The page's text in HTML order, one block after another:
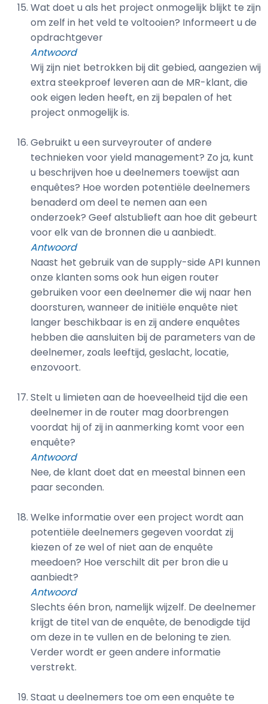
Wat doet u als het project onmogelijk blijkt te zijn
om zelf in het veld te voltooien? Informeert u de
opdrachtgever
Antwoord
Wij zijn niet betrokken bij dit gebied, aangezien wij
extra steekproef leveren aan de MR-klant, die
ook eigen leden heeft, en zij bepalen of het
project onmogelijk is.
Gebruikt u een surveyrouter of andere
technieken voor yield management? Zo ja, kunt
u beschrijven hoe u deelnemers toewijst aan
enquêtes? Hoe worden potentiële deelnemers
benaderd om deel te nemen aan een
onderzoek? Geef alstublieft aan hoe dit gebeurt
voor elk van de bronnen die u aanbiedt.
Antwoord
Naast het gebruik van de supply-side API kunnen
onze klanten soms ook hun eigen router
gebruiken voor een deelnemer die wij naar hen
doorsturen, wanneer de initiële enquête niet
langer beschikbaar is en zij andere enquêtes
hebben die aansluiten bij de parameters van de
deelnemer, zoals leeftijd, geslacht, locatie,
enzovoort.
Stelt u limieten aan de hoeveelheid tijd die een
deelnemer in de router mag doorbrengen
voordat hij of zij in aanmerking komt voor een
enquête?
Antwoord
Nee, de klant doet dat en meestal binnen een
paar seconden.
Welke informatie over een project wordt aan
potentiële deelnemers gegeven voordat zij
kiezen of ze wel of niet aan de enquête
meedoen? Hoe verschilt dit per bron die u
aanbiedt?
Antwoord
Slechts één bron, namelijk wijzelf. De deelnemer
krijgt de titel van de enquête, de benodigde tijd
om deze in te vullen en de beloning te zien.
Verder wordt er geen andere informatie
verstrekt.
Staat u deelnemers toe om een enquête te